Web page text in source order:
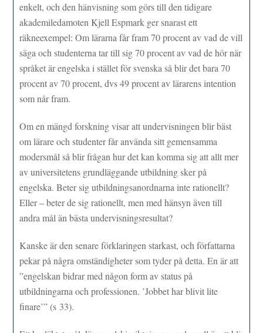
enkelt, och den hänvisning som görs till den tidigare
akademiledamoten Kjell Espmark ger snarast ett
räkneexempel: Om lärarna får fram 70 procent av vad de vill
säga och studenterna tar till sig 70 procent av vad de hör när
språket är engelska i stället för svenska så blir det bara 70
procent av 70 procent, dvs 49 procent av lärarens intention
som når fram.
Om en mängd forskning visar att undervisningen blir bäst
om lärare och studenter får använda sitt gemensamma
modersmål så blir frågan hur det kan komma sig att allt mer
av universitetens grundläggande utbildning sker på
engelska. Beter sig utbildningsanordnarna inte rationellt?
Eller – beter de sig rationellt, men med hänsyn även till
andra mål än bästa undervisningsresultat?
Kanske är den senare förklaringen starkast, och författarna
pekar på några omständigheter som tyder på detta. En är att
”engelskan bidrar med någon form av status på
utbildningarna och professionen. ’Jobbet har blivit lite
finare’” (s 33).